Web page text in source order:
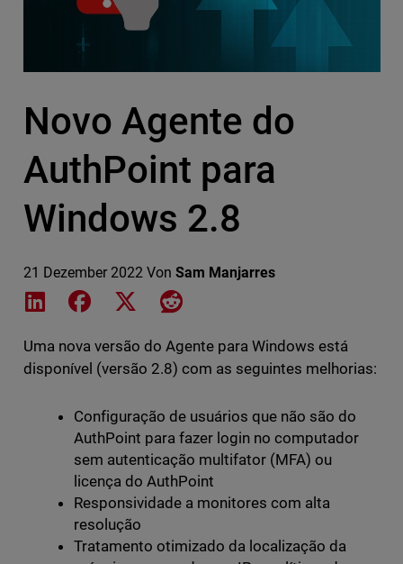
Novo Agente do
AuthPoint para
Windows 2.8
21 Dezember 2022 Von Sam Manjarres
Share on LinkedIn
Share on Facebook
Share on XShare on Reddit
Uma nova versão do Agente para Windows está
disponível (versão 2.8) com as seguintes melhorias:
Configuração de usuários que não são do
AuthPoint para fazer login no computador
sem autenticação multifator (MFA) ou
licença do AuthPoint
Responsividade a monitores com alta
resolução
Tratamento otimizado da localização da